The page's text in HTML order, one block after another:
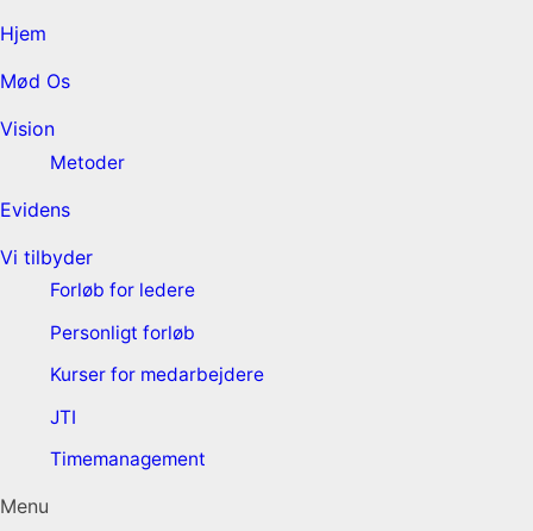
Hjem
Mød Os
Vision
Metoder
Evidens
Vi tilbyder
Forløb for ledere
Personligt forløb
Kurser for medarbejdere
JTI
Timemanagement
Menu